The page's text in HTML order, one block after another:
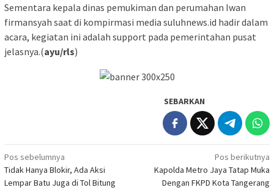
Sementara kepala dinas pemukiman dan perumahan Iwan
firmansyah saat di kompirmasi media suluhnews.id hadir dalam
acara, kegiatan ini adalah support pada pemerintahan pusat
jelasnya.(ayu/rls)
SEBARKAN
Navigasi
pos
Pos sebelumnya
Tidak Hanya Blokir, Ada Aksi
Lempar Batu Juga di Tol Bitung
Pos berikutnya
Kapolda Metro Jaya Tatap Muka
Dengan FKPD Kota Tangerang